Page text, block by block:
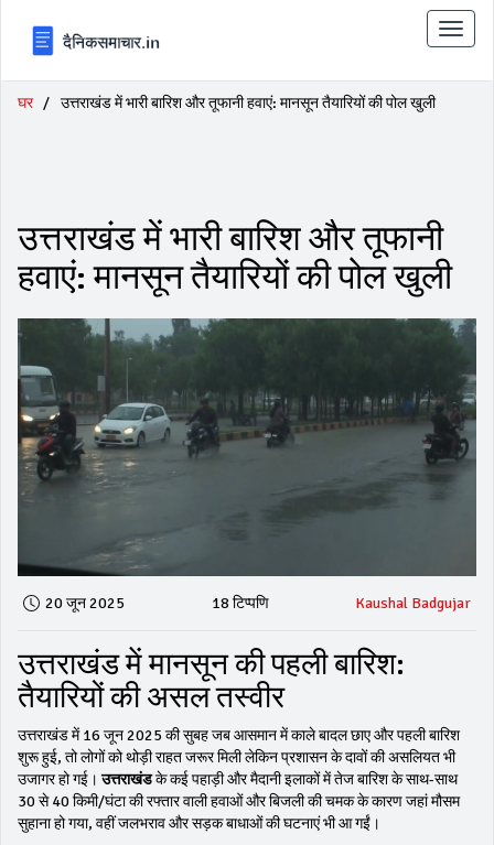
टॉगल
से
घर उत्तराखंड में भारी बारिश और तूफानी हवाएं: मानसून तैयारियों की पोल खुली
उत्तराखंड में भारी बारिश और तूफानी
हवाएं: मानसून तैयारियों की पोल खुली
20 जून 2025 18 टिप्पणि Kaushal Badgujar
उत्तराखंड में मानसून की पहली बारिश:
तैयारियों की असल तस्वीर
उत्तराखंड में 16 जून 2025 की सुबह जब आसमान में काले बादल छाए और पहली बारिश
शुरू हुई, तो लोगों को थोड़ी राहत जरूर मिली लेकिन प्रशासन के दावों की असलियत भी
उजागर हो गई।उत्तराखंडके कई पहाड़ी और मैदानी इलाकों में तेज बारिश के साथ-साथ
30 से 40 किमी/घंटा की रफ्तार वाली हवाओं और बिजली की चमक के कारण जहां मौसम
सुहाना हो गया, वहीं जलभराव और सड़क बाधाओं की घटनाएं भी आ गईं।